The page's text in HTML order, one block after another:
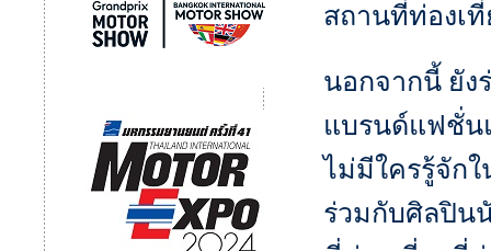
สถานที่ท่องเที่
นอกจากนี้ ยัง
แบรนด์แฟชั่น
ไม่มีใครรู้จัก
ร่วมกับศิลปิน